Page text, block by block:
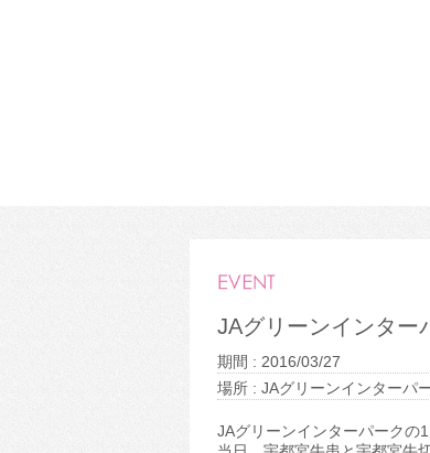
JAグリーンインター
期間 : 2016/03/27
場所 : JAグリーンインターパ
JAグリーンインターパークの